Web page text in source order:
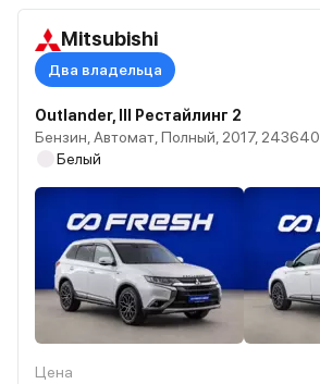
Mitsubishi
Два владельца
Outlander, III Рестайлинг 2
Бензин, Автомат, Полный, 2017, 243640
Белый
Цена